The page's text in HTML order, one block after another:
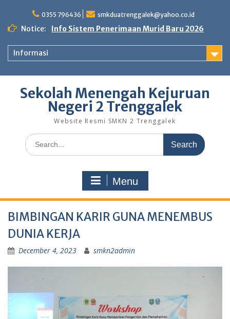
0355 796436 smkduatrenggalek@yahoo.co.id
Notice: Info Sistem Penerimaan Murid Baru 2026
Informasi
Sekolah Menengah Kejuruan
Negeri 2 Trenggalek
Website Resmi SMKN 2 Trenggalek
Menu
BIMBINGAN KARIR GUNA MENEMBUS
DUNIA KERJA
December 4, 2023 smkn2admin